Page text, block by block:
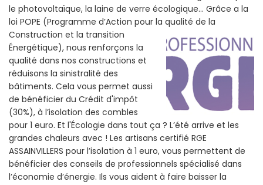
le photovoltaïque, la laine de verre écologique... Grâce a la
loi POPE (Programme d’Action pour la qualité de la
Construction et la transition
Énergétique), nous renforçons la
qualité dans nos constructions et
réduisons la sinistralité des
bâtiments. Cela vous permet aussi
de bénéficier du Crédit d'impôt
(30%), à l’isolation des combles
pour 1 euro. Et l'Écologie dans tout ça ? L’été arrive et les
grandes chaleurs avec ! Les artisans certifié RGE
ASSAINVILLERS pour l’isolation à 1 euro, vous permettent de
bénéficier des conseils de professionnels spécialisé dans
l’économie d’énergie. Ils vous aident à faire baisser la